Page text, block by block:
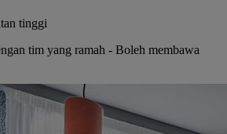
tinggi
tim yang ramah - Boleh membawa